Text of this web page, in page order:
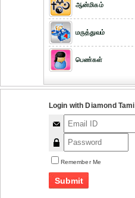
ஆன்மிகம்
மருத்துவம்
பெண்கள்
Login with Diamond Tamil
Remember Me